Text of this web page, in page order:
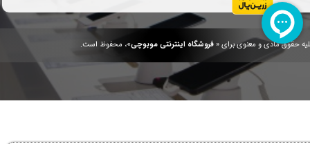
حقوق مادی و معنوی برای «فروشگاه اینترنتی موبوچی»، محفوظ است.